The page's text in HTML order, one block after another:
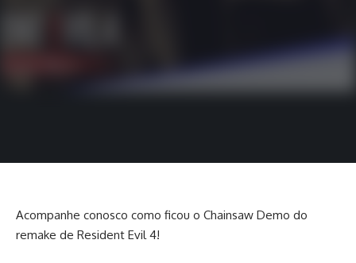
Acompanhe conosco como ficou o Chainsaw Demo do
remake de Resident Evil 4!